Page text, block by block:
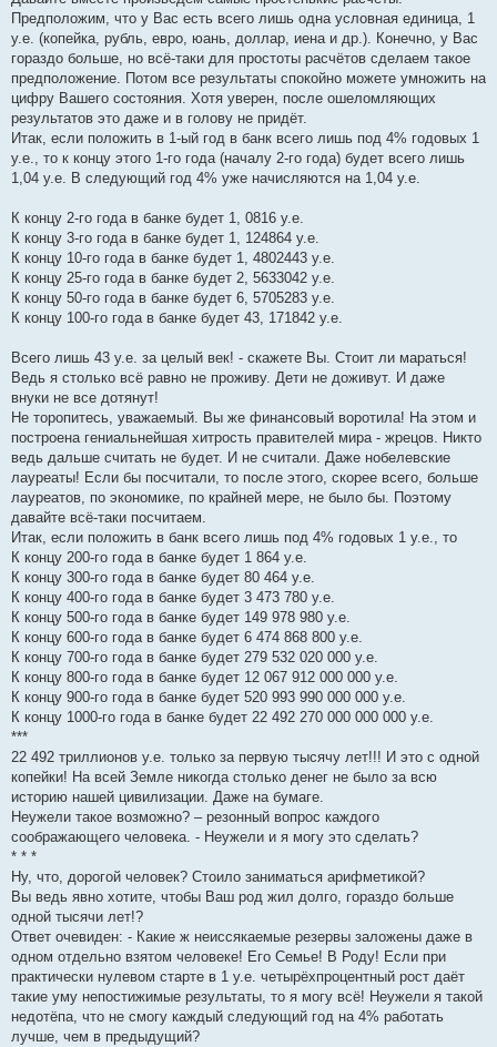
Предположим, что у Вас есть всего лишь одна условная единица, 1
у.е. (копейка, рубль, евро, юань, доллар, иена и др.). Конечно, у Вас
гораздо больше, но всё-таки для простоты расчётов сделаем такое
предположение. Потом все результаты спокойно можете умножить на
цифру Вашего состояния. Хотя уверен, после ошеломляющих
результатов это даже и в голову не придёт.
Итак, если положить в 1-ый год в банк всего лишь под 4% годовых 1
у.е., то к концу этого 1-го года (началу 2-го года) будет всего лишь
1,04 у.е. В следующий год 4% уже начисляются на 1,04 у.е.
К концу 2-го года в банке будет 1, 0816 у.е.
К концу 3-го года в банке будет 1, 124864 у.е.
К концу 10-го года в банке будет 1, 4802443 у.е.
К концу 25-го года в банке будет 2, 5633042 у.е.
К концу 50-го года в банке будет 6, 5705283 у.е.
К концу 100-го года в банке будет 43, 171842 у.е.
Всего лишь 43 у.е. за целый век! - скажете Вы. Стоит ли мараться!
Ведь я столько всё равно не проживу. Дети не доживут. И даже
внуки не все дотянут!
Не торопитесь, уважаемый. Вы же финансовый воротила! На этом и
построена гениальнейшая хитрость правителей мира - жрецов. Никто
ведь дальше считать не будет. И не считали. Даже нобелевские
лауреаты! Если бы посчитали, то после этого, скорее всего, больше
лауреатов, по экономике, по крайней мере, не было бы. Поэтому
давайте всё-таки посчитаем.
Итак, если положить в банк всего лишь под 4% годовых 1 у.е., то
К концу 200-го года в банке будет 1 864 у.е.
К концу 300-го года в банке будет 80 464 у.е.
К концу 400-го года в банке будет 3 473 780 у.е.
К концу 500-го года в банке будет 149 978 980 у.е.
К концу 600-го года в банке будет 6 474 868 800 у.е.
К концу 700-го года в банке будет 279 532 020 000 у.е.
К концу 800-го года в банке будет 12 067 912 000 000 у.е.
К концу 900-го года в банке будет 520 993 990 000 000 у.е.
К концу 1000-го года в банке будет 22 492 270 000 000 000 у.е.
***
22 492 триллионов у.е. только за первую тысячу лет!!! И это с одной
копейки! На всей Земле никогда столько денег не было за всю
историю нашей цивилизации. Даже на бумаге.
Неужели такое возможно? – резонный вопрос каждого
соображающего человека. - Неужели и я могу это сделать?
* * *
Ну, что, дорогой человек? Стоило заниматься арифметикой?
Вы ведь явно хотите, чтобы Ваш род жил долго, гораздо больше
одной тысячи лет!?
Ответ очевиден: - Какие ж неиссякаемые резервы заложены даже в
одном отдельно взятом человеке! Его Семье! В Роду! Если при
практически нулевом старте в 1 у.е. четырёхпроцентный рост даёт
такие уму непостижимые результаты, то я могу всё! Неужели я такой
недотёпа, что не смогу каждый следующий год на 4% работать
лучше, чем в предыдущий?